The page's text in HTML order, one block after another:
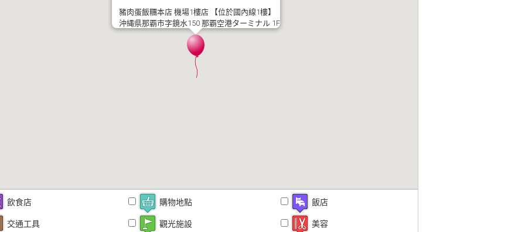
豬肉蛋飯糰本店 機場1樓店 【位於國內線1樓】
沖縄県那覇市字鏡水150 那覇空港ターミナル 1F
飲食店 購物地點 飯店
交通工具 觀光施設 美容